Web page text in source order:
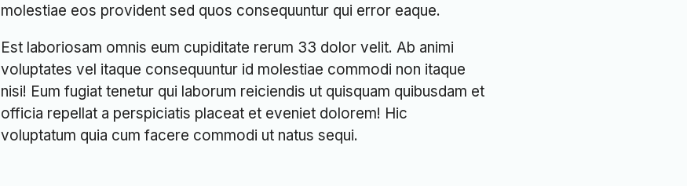
molestiae eos provident sed quos consequuntur qui error eaque.
Est laboriosam omnis eum cupiditate rerum 33 dolor velit. Ab animi
voluptates vel itaque consequuntur id molestiae commodi non itaque
nisi! Eum fugiat tenetur qui laborum reiciendis ut quisquam quibusdam et
officia repellat a perspiciatis placeat et eveniet dolorem! Hic
voluptatum quia cum facere commodi ut natus sequi.